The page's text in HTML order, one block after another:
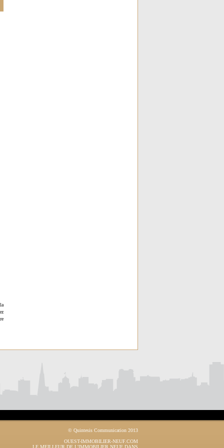
© Quintesis Communication 2013
OUEST-IMMOBILIER-NEUF.COM
LE MEILLEUR DE L'IMMOBILIER NEUF DANS